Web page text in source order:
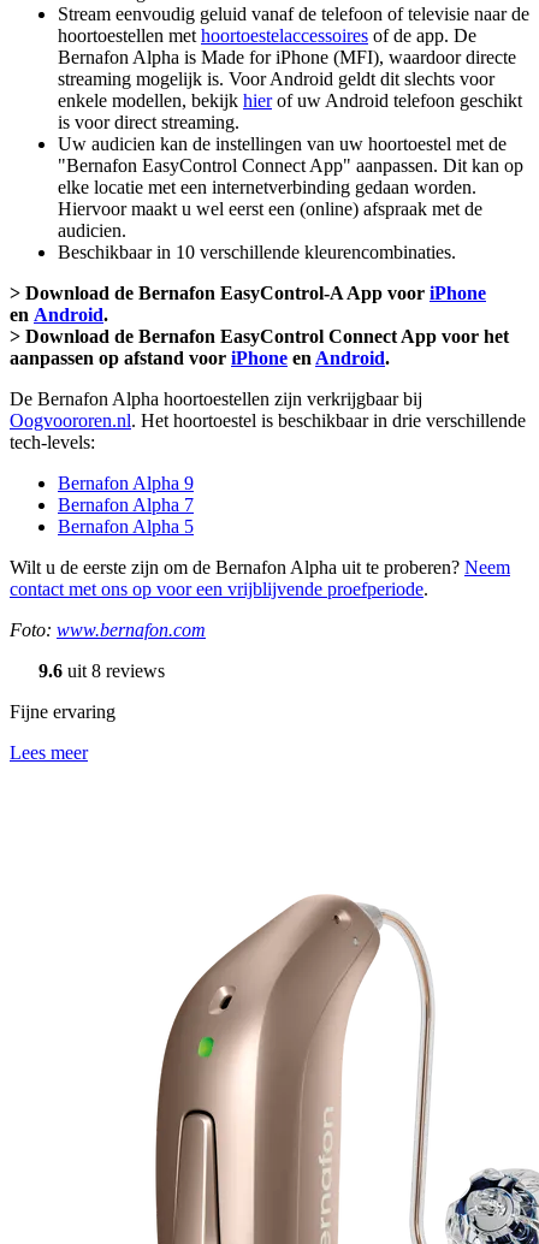
Stream eenvoudig geluid vanaf de telefoon of televisie naar de
hoortoestellen met hoortoestelaccessoires of de app. De
Bernafon Alpha is Made for iPhone (MFI), waardoor directe
streaming mogelijk is. Voor Android geldt dit slechts voor
enkele modellen, bekijk hierof uw Android telefoon geschikt
is voor direct streaming.
Uw audicien kan de instellingen van uw hoortoestel met de
"Bernafon EasyControl Connect App" aanpassen. Dit kan op
elke locatie met een internetverbinding gedaan worden.
Hiervoor maakt u wel eerst een (online) afspraak met de
audicien.
Beschikbaar in 10 verschillende kleurencombinaties.
> Download de Bernafon EasyControl-A App voor iPhone
en Android.
> Download de Bernafon EasyControl Connect App voor het
aanpassen op afstand voor iPhone en Android.
De Bernafon Alpha hoortoestellen zijn verkrijgbaar bij
Oogvoororen.nl. Het hoortoestel is beschikbaar in drie verschillende
tech-levels:
Bernafon Alpha 9
Bernafon Alpha 7
Bernafon Alpha 5
Wilt u de eerste zijn om de Bernafon Alpha uit te proberen? Neem
contact met ons op voor een vrijblijvende proefperiode.
Foto: www.bernafon.com
9.6 uit 8 reviews
Fijne ervaring
Lees meer